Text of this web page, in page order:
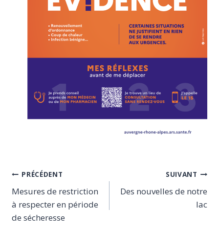
Navigation
de
l’article
PRÉCÉDENT
Mesures de restriction
à respecter en période
de sécheresse
SUIVANT
Des nouvelles de notre
lac